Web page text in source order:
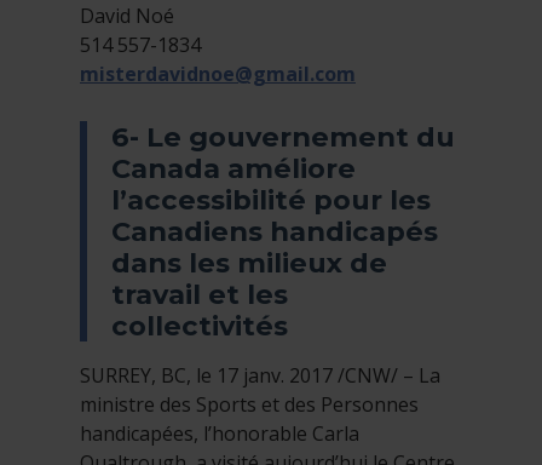
David Noé
514 557-1834
misterdavidnoe@gmail.com
6- Le gouvernement du
Canada améliore
l’accessibilité pour les
Canadiens handicapés
dans les milieux de
travail et les
collectivités
SURREY, BC, le 17 janv. 2017 /CNW/ – La
ministre des Sports et des Personnes
handicapées, l’honorable Carla